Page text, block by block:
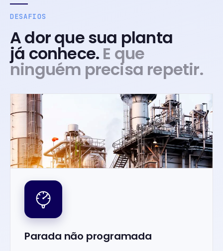
DESAFIOS
A dor que sua planta
já conhece. E que
ninguém precisa repetir.
Parada não programada